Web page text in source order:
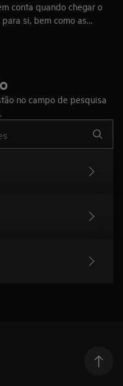
conta quando chegar o
si, bem como as
no campo de pesquisa